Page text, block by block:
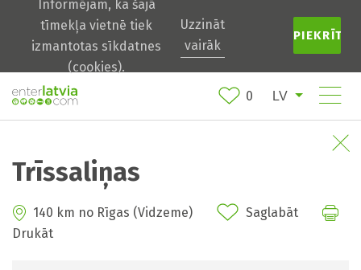
Informējam, ka šajā
tīmekļa vietnē tiek
izmantotas sīkdatnes
(cookies).
Uzzināt
vairāk
PIEKRĪTU
0
Trīssaliņas
140 km no Rīgas (Vidzeme)
Saglabāt
Drukāt